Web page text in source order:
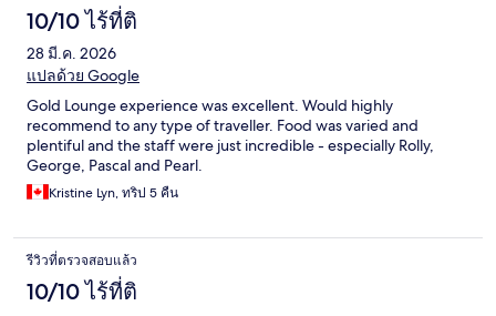
10/10 ไร้ที่ติ
28 มี.ค. 2026
แปลด้วย Google
Gold Lounge experience was excellent. Would highly
recommend to any type of traveller. Food was varied and
plentiful and the staff were just incredible - especially Rolly,
George, Pascal and Pearl.
Kristine Lyn, ทริป 5 คืน
รีวิวที่ตรวจสอบแล้ว
10/10 ไร้ที่ติ